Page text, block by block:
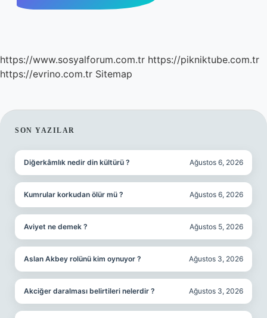
https://www.sosyalforum.com.tr https://pikniktube.com.tr
https://evrino.com.tr Sitemap
SIDEBAR
SON YAZILAR
Diğerkâmlık nedir din kültürü ? Ağustos 6, 2026
Kumrular korkudan ölür mü ? Ağustos 6, 2026
Aviyet ne demek ? Ağustos 5, 2026
Aslan Akbey rolünü kim oynuyor ? Ağustos 3, 2026
Akciğer daralması belirtileri nelerdir ? Ağustos 3, 2026